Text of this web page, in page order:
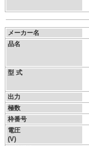
メーカー名
品名
型 式
出力
極数
枠番号
電圧
(V)